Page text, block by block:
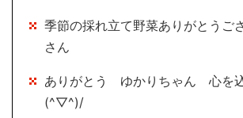
季節の採れ立て野菜ありがとうご
さん
ありがとう ゆかりちゃん 心を
(^▽^)/